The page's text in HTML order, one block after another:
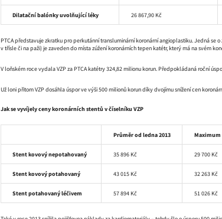
Dilatační balónky uvolňující léky 26 867,90 Kč
PTCA představuje zkratku pro perkutánní transluminární koronární angioplastiku. Jedná se
v třísle či na paži) je zaveden do místa zúžení koronárních tepen katétr, který má na svém
V loňském roce vydala VZP za PTCA katétry 324,82 milionu korun. Předpokládaná roční
Už loni přitom VZP dosáhla úspor ve výši 500 milionů korun díky dvojímu snížení cen
Jak se vyvíjely ceny koronárních stentů v číselníku VZP
Průměr od ledna 2013 Maximum
Stent kovový nepotahovaný 35 896 Kč 29 700 Kč
Stent kovový potahovaný 43 015 Kč 32 263 Kč
Stent potahovaný léčivem 57 894 Kč 51 026 Kč